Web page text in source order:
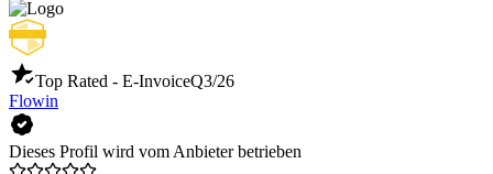
Top Rated - E-InvoiceQ3/26
Flowin
Dieses Profil wird vom Anbieter betrieben